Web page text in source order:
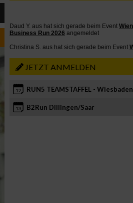
JETZT ANMELDEN
12 RUN5 TEAMSTAFFEL - Wiesbaden
13 B2Run Dillingen/Saar